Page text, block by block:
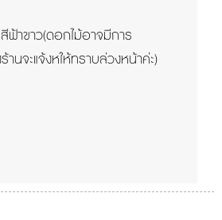
ฟ้าขาว(ดอกไม้อาจมีการ
านจะแจ้งหให้ทราบล่วงหน้าค่ะ)